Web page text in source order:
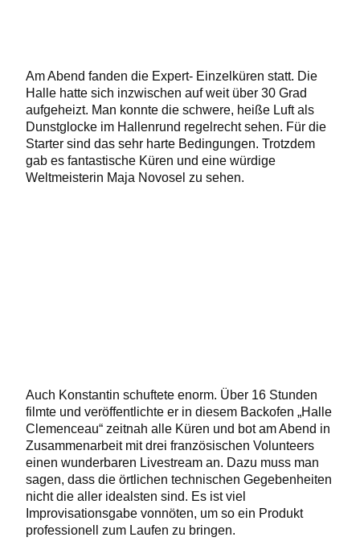
Am Abend fanden die Expert- Einzelküren statt. Die
Halle hatte sich inzwischen auf weit über 30 Grad
aufgeheizt. Man konnte die schwere, heiße Luft als
Dunstglocke im Hallenrund regelrecht sehen. Für die
Starter sind das sehr harte Bedingungen. Trotzdem
gab es fantastische Küren und eine würdige
Weltmeisterin Maja Novosel zu sehen.
Auch Konstantin schuftete enorm. Über 16 Stunden
filmte und veröffentlichte er in diesem Backofen „Halle
Clemenceau“ zeitnah alle Küren und bot am Abend in
Zusammenarbeit mit drei französischen Volunteers
einen wunderbaren Livestream an. Dazu muss man
sagen, dass die örtlichen technischen Gegebenheiten
nicht die aller idealsten sind. Es ist viel
Improvisationsgabe vonnöten, um so ein Produkt
professionell zum Laufen zu bringen.